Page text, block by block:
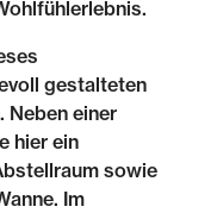
gestalteten
Neben einer
hier ein
sowie
Im